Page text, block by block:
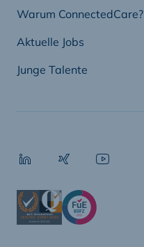
Warum ConnectedCare?
Aktuelle Jobs
Junge Talente